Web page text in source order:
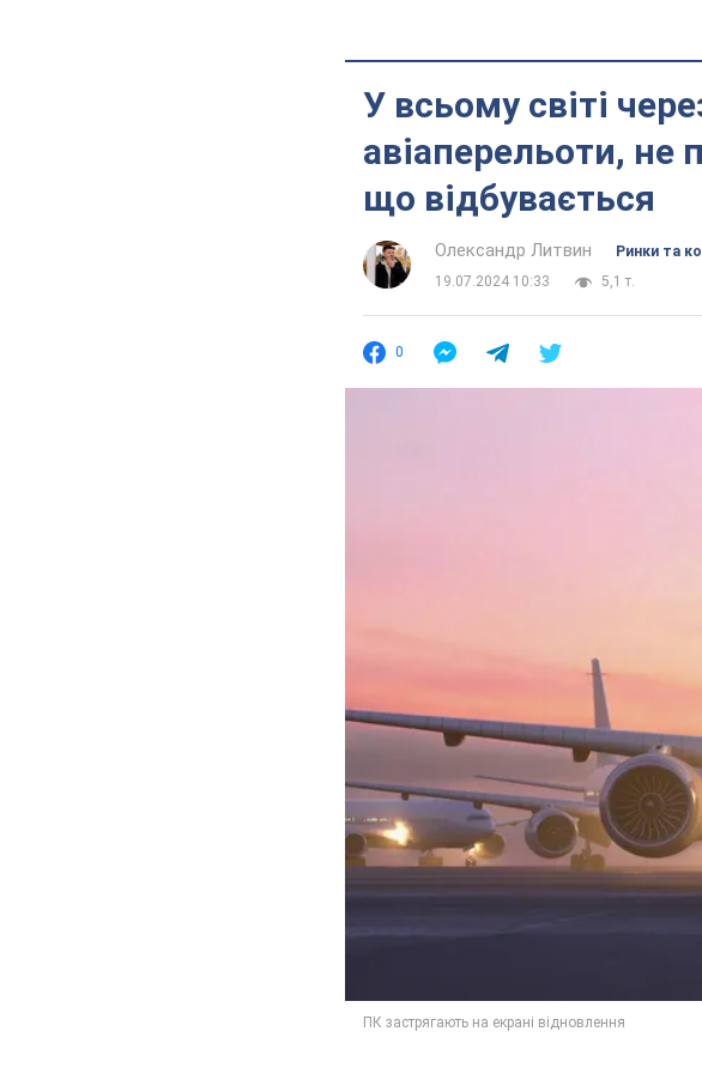
У всьому світі
авіаперельоти,
що відбувається
Олександр Литвин
Ринки та
19.07.2024 10:33
5,1 т.
0